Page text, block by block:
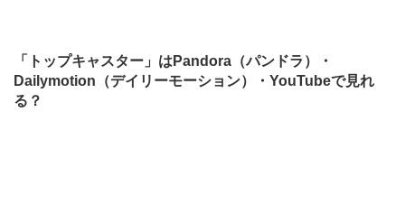
「トップキャスター」はPandora（パンドラ）・
Dailymotion（デイリーモーション）・YouTubeで見れ
る？